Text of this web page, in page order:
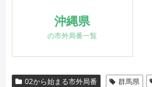
沖縄県
の市外局番一覧
02から始まる市外局番 群馬県